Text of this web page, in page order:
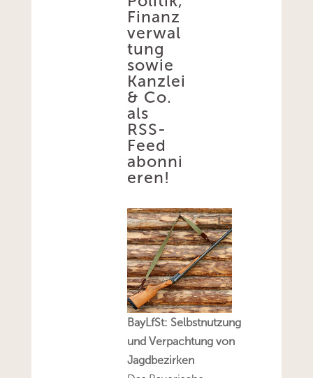
Finanz
verwal
tung
sowie
Kanzlei
& Co.
als
RSS-
Feed
abonni
eren!
BayLfSt: Selbstnutzung
und Verpachtung von
Jagdbezirken